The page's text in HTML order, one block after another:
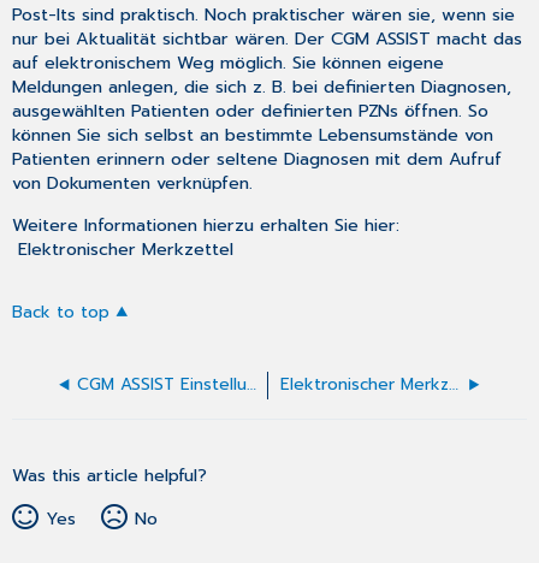
Post-Its sind praktisch. Noch praktischer wären sie, wenn sie
nur bei Aktualität sichtbar wären. Der CGM ASSIST macht das
auf elektronischem Weg möglich. Sie können eigene
Meldungen anlegen, die sich z. B. bei definierten Diagnosen,
ausgewählten Patienten oder definierten PZNs öffnen. So
können Sie sich selbst an bestimmte Lebensumstände von
Patienten erinnern oder seltene Diagnosen mit dem Aufruf
von Dokumenten verknüpfen.
Weitere Informationen hierzu erhalten Sie hier:
Elektronischer Merkzettel
Back to top
CGM ASSIST Einstellungen Elektronischer Merkzettel
Was this article helpful?
Yes
No